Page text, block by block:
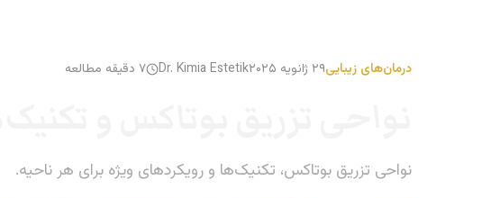
درمان‌های زیبایی۲۹ ژانویه ۲۰۲۵ Dr. Kimia Estetik ۷ دقیقه مطالعه
نواحی تزریق بوتاکس، تکنیک‌ها و رویکردهای ویژه برای هر ناحیه.